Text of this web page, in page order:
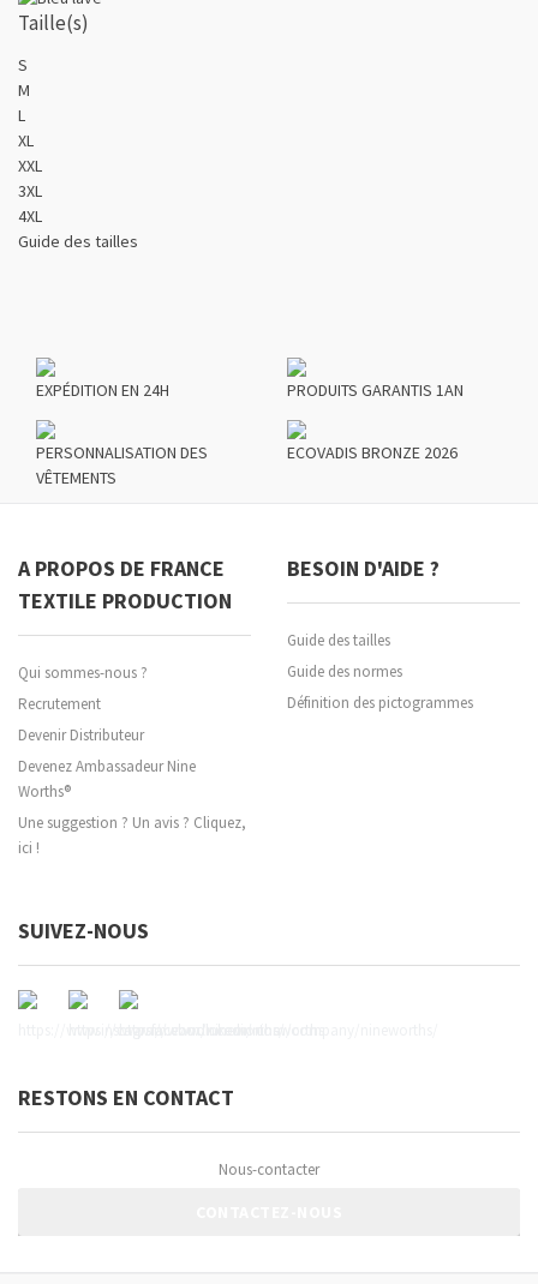
Taille(s)
S
M
L
XL
XXL
3XL
4XL
Guide des tailles
EXPÉDITION EN 24H PRODUITS GARANTIS 1AN
PERSONNALISATION DES
VÊTEMENTS
ECOVADIS BRONZE 2026
A PROPOS DE FRANCE
TEXTILE PRODUCTION
Qui sommes-nous ?
Recrutement
Devenir Distributeur
Devenez Ambassadeur Nine
Worths®
Une suggestion ? Un avis ? Cliquez,
ici !
BESOIN D'AIDE ?
Guide des tailles
Guide des normes
Définition des pictogrammes
SUIVEZ-NOUS
RESTONS EN CONTACT
Nous-contacter